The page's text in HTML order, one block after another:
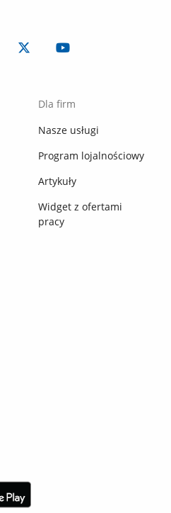
Dla firm
Nasze usługi
Program lojalnościowy
Artykuły
Widget z ofertami
pracy